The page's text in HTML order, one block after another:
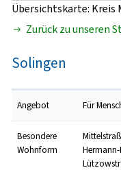
Übersichtskarte: Kreis
Zurück zu unseren
Solingen
Angebot Für
Besondere
Wohnform